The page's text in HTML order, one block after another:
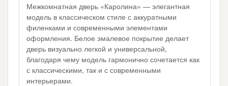
Межкомнатная дверь «Каролина» — элегантная
модель в классическом стиле с аккуратными
филенками и современными элементами
оформления. Белое эмалевое покрытие делает
дверь визуально легкой и универсальной,
благодаря чему модель гармонично сочетается как
с классическими, так и с современными
интерьерами.